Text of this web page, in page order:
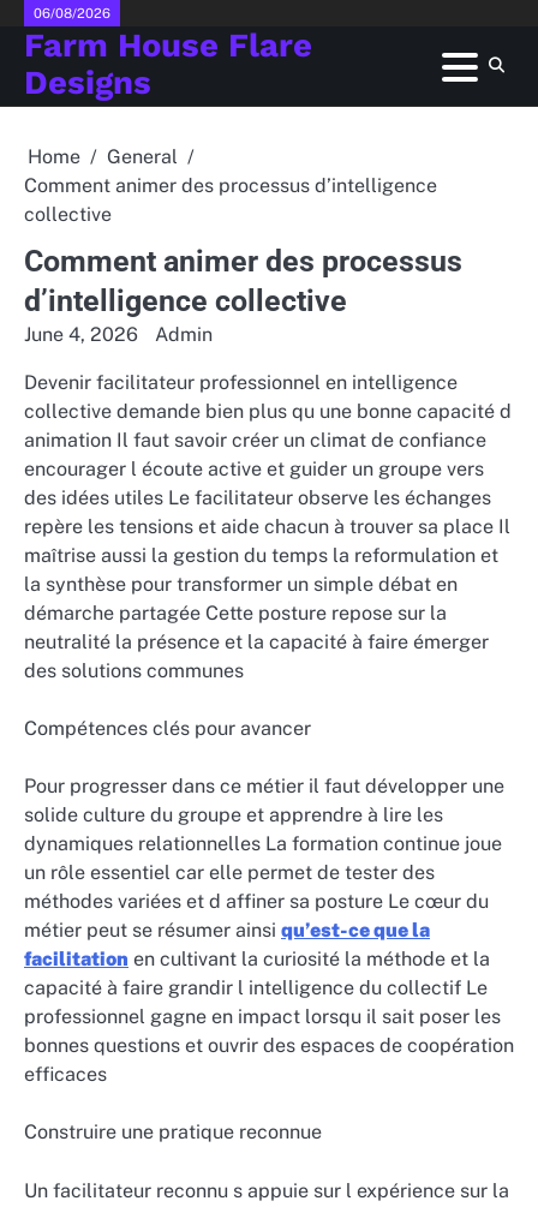
Skip
content
06/08/2026
Farm House Flare
Designs
Home
General
Comment animer des processus d’intelligence
collective
Comment animer des processus
d’intelligence collective
June 4, 2026 Admin
Devenir facilitateur professionnel en intelligence
collective demande bien plus qu une bonne capacité d
animation Il faut savoir créer un climat de confiance
encourager l écoute active et guider un groupe vers
des idées utiles Le facilitateur observe les échanges
repère les tensions et aide chacun à trouver sa place Il
maîtrise aussi la gestion du temps la reformulation et
la synthèse pour transformer un simple débat en
démarche partagée Cette posture repose sur la
neutralité la présence et la capacité à faire émerger
des solutions communes
Compétences clés pour avancer
Pour progresser dans ce métier il faut développer une
solide culture du groupe et apprendre à lire les
dynamiques relationnelles La formation continue joue
un rôle essentiel car elle permet de tester des
méthodes variées et d affiner sa posture Le cœur du
métier peut se résumer ainsi qu’est-ce que la
facilitation en cultivant la curiosité la méthode et la
capacité à faire grandir l intelligence du collectif Le
professionnel gagne en impact lorsqu il sait poser les
bonnes questions et ouvrir des espaces de coopération
efficaces
Construire une pratique reconnue
Un facilitateur reconnu s appuie sur l expérience sur la